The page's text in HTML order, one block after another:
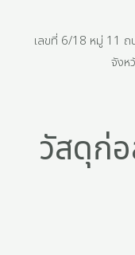
เลขที่ 6/18 หมู่ 11 ถ
จังห
วัสดุก่